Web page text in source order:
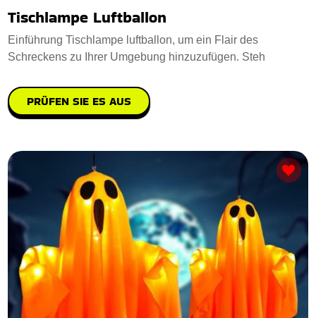
Tischlampe Luftballon
Einführung Tischlampe luftballon, um ein Flair des
Schreckens zu Ihrer Umgebung hinzuzufügen. Steh
PRÜFEN SIE ES AUS